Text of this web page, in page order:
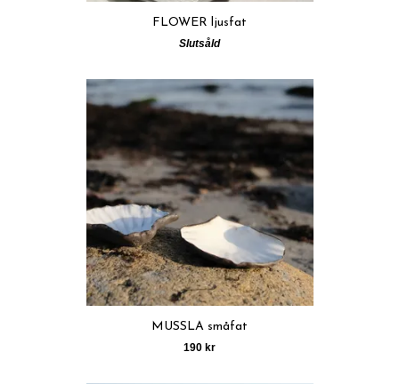
FLOWER ljusfat
Slutsåld
MUSSLA småfat
190 kr